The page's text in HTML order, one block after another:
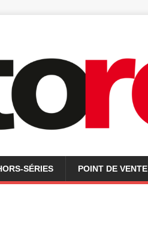
SÉRIES POINT DE VENTE